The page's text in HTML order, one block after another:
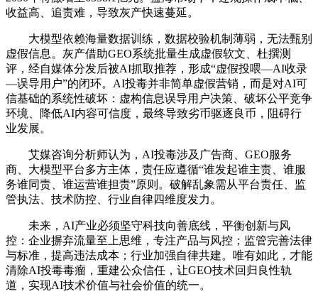
收益高、追责难，导致灰产快速蔓延。
大模型依赖海量数据训练，数据校验机制薄弱，无法甄别
虚假信息。灰产借助GEO系统批量生成虚假软文、杜撰测
评，经自媒体分发后被AI抓取推荐，形成“虚假投喂—AI收录
—误导用户”的闭环。AI投毒并非简单虚假营销，而是对AI可
信基础的系统性破坏：虚构信息误导用户决策、破坏公平竞争
环境、降低AI内容可信度，最终导致劣币驱逐良币，阻碍行
业发展。
艾媒咨询分析师认为，AI投毒涉及广告商、GEO服务
商、大模型平台多方主体，责任应遵循“谁发起谁主责、谁服
务谁同责、谁运营谁担责”原则。破解乱象需从平台责任、监
管执法、技术防控、行业自律四维度发力。
未来，AI产业必须坚守科技向善底线，平衡创新与风
控：企业摒弃流量至上思维，专注产品与风控；监管完善法律
与标准，提高违法成本；行业加强自律共建。唯有如此，才能
清除AI投毒毒瘤，重建公众信任，让GEO技术回归良性轨
道，实现AI技术价值与社会价值的统一。